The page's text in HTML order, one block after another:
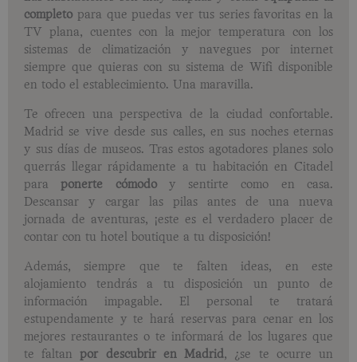
completo para que puedas ver tus series favoritas en la
TV plana, cuentes con la mejor temperatura con los
sistemas de climatización y navegues por internet
siempre que quieras con su sistema de Wifi disponible
en todo el establecimiento. Una maravilla.
Te ofrecen una perspectiva de la ciudad confortable.
Madrid se vive desde sus calles, en sus noches eternas
y sus días de museos. Tras estos agotadores planes solo
querrás llegar rápidamente a tu habitación en Citadel
para ponerte cómodo y sentirte como en casa.
Descansar y cargar las pilas antes de una nueva
jornada de aventuras, ¡este es el verdadero placer de
contar con tu hotel boutique a tu disposición!
Además, siempre que te falten ideas, en este
alojamiento tendrás a tu disposición un punto de
información impagable. El personal te tratará
estupendamente y te hará reservas para cenar en los
mejores restaurantes o te informará de los lugares que
te faltanpor descubrir en Madrid, ¿se te ocurre un